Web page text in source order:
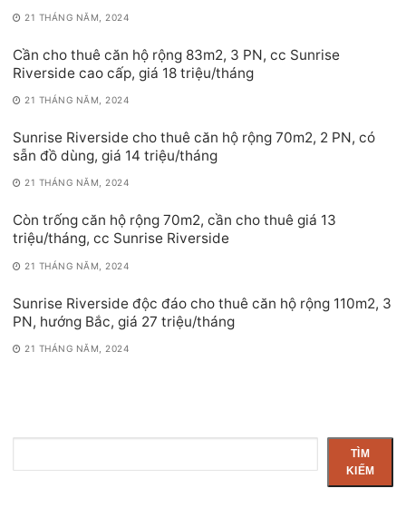
21 THÁNG NĂM, 2024
Cần cho thuê căn hộ rộng 83m2, 3 PN, cc Sunrise
Riverside cao cấp, giá 18 triệu/tháng
21 THÁNG NĂM, 2024
Sunrise Riverside cho thuê căn hộ rộng 70m2, 2 PN, có
sẵn đồ dùng, giá 14 triệu/tháng
21 THÁNG NĂM, 2024
Còn trống căn hộ rộng 70m2, cần cho thuê giá 13
triệu/tháng, cc Sunrise Riverside
21 THÁNG NĂM, 2024
Sunrise Riverside độc đáo cho thuê căn hộ rộng 110m2, 3
PN, hướng Bắc, giá 27 triệu/tháng
21 THÁNG NĂM, 2024
kiếm
TÌM
KIẾM